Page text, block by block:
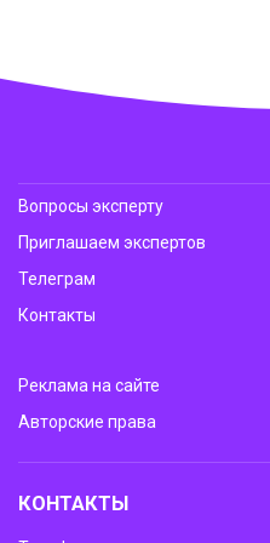
Вопросы эксперту
Приглашаем экспертов
Телеграм
Контакты
Реклама на сайте
Авторские права
КОНТАКТЫ